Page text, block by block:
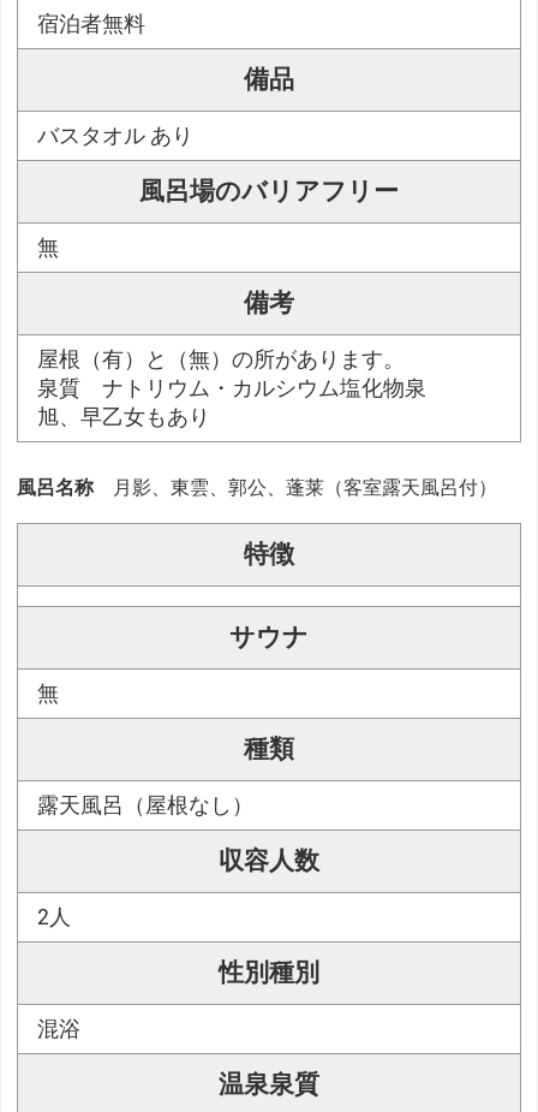
宿泊者無料
備品
バスタオル あり
風呂場のバリアフリー
無
備考
屋根（有）と（無）の所があります。
泉質 ナトリウム・カルシウム塩化物泉
旭、早乙女もあり
風呂名称 月影、東雲、郭公、蓬莱（客室露天風呂付）
特徴
サウナ
無
種類
露天風呂（屋根なし）
収容人数
2人
性別種別
混浴
温泉泉質